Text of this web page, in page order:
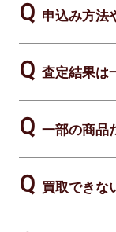
申込み方法
査定結果は
一部の商品
買取できな